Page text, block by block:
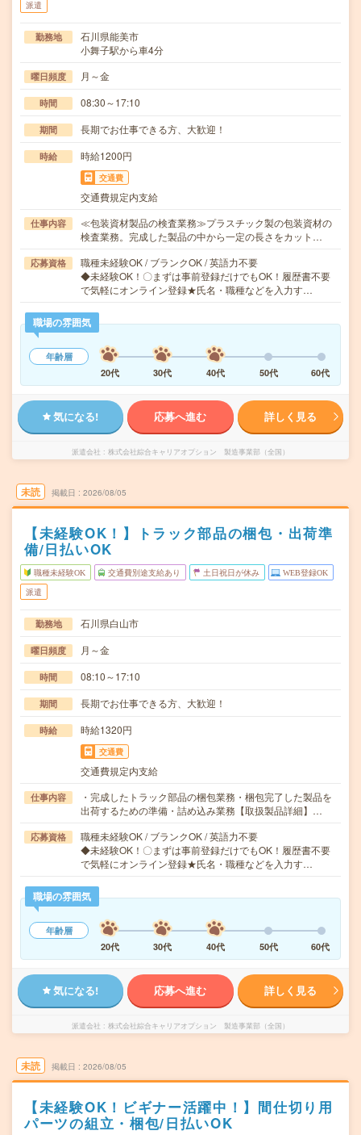
派遣
勤務地
石川県能美市
小舞子駅から車4分
曜日頻度 月～金
時間 08:30～17:10
期間 長期でお仕事できる方、大歓迎！
時給 時給1200円
交通費
交通費規定内支給
仕事内容
≪包装資材製品の検査業務≫プラスチック製の包装資材の
検査業務。完成した製品の中から一定の長さをカット…
応募資格
職種未経験OK / ブランクOK / 英語力不要
◆未経験OK！〇まずは事前登録だけでもOK！履歴書不要
で気軽にオンライン登録★氏名・職種などを入力す…
職場の雰囲気
年齢層
20代
30代 40代 50代 60代
気になる! 応募へ進む 詳しく見る
派遣会社 株式会社綜合キャリアオプション 製造事業部（全国）
未読 掲載日 2026/08/05
【未経験OK！】トラック部品の梱包・出荷準
備/日払いOK
職種未経験OK 交通費別途支給あり 土日祝日が休み WEB登録OK
派遣
勤務地 石川県白山市
曜日頻度 月～金
時間 08:10～17:10
期間 長期でお仕事できる方、大歓迎！
時給 時給1320円
交通費
交通費規定内支給
仕事内容
・完成したトラック部品の梱包業務・梱包完了した製品を
出荷するための準備・詰め込み業務【取扱製品詳細】…
応募資格
職種未経験OK / ブランクOK / 英語力不要
◆未経験OK！〇まずは事前登録だけでもOK！履歴書不要
で気軽にオンライン登録★氏名・職種などを入力す…
職場の雰囲気
年齢層
20代
30代 40代 50代 60代
気になる! 応募へ進む 詳しく見る
派遣会社 株式会社綜合キャリアオプション 製造事業部（全国）
未読 掲載日 2026/08/05
【未経験OK！ビギナー活躍中！】間仕切り用
パーツの組立・梱包/日払いOK